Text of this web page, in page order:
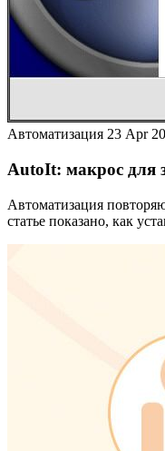
Автоматизация 23 Apr
AutoIt: макрос для
Автоматизация
статье показано, как